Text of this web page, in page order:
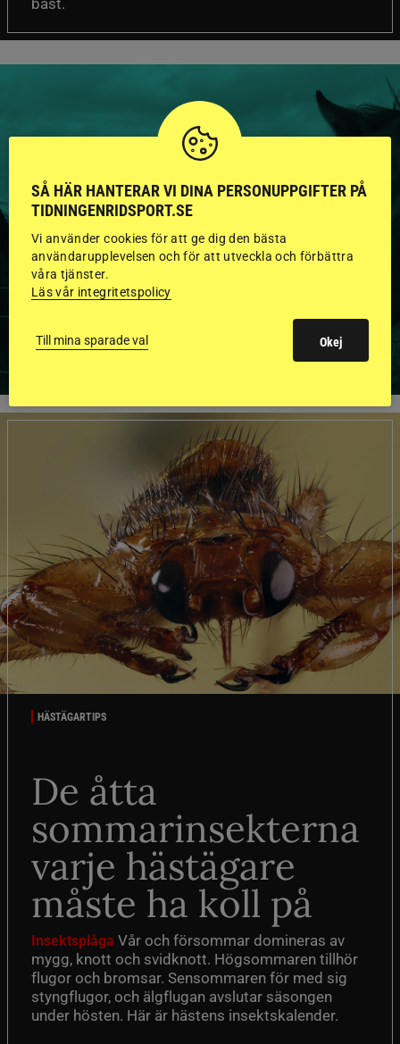
bäst.
HINGSTAR ONLINE
GODKÄNDA HINGSTAR I
FLERA KATEGORIER MED
BILDER OCH FAKTA
VISA ALLA HINGSTAR
HÄSTÄGARTIPS
De åtta
sommarinsekterna
varje hästägare
måste ha koll på
Insektsplåga Vår och försommar domineras av
mygg, knott och svidknott. Högsommaren tillhör
flugor och bromsar. Sensommaren för med sig
styngflugor, och älgflugan avslutar säsongen
under hösten. Här är hästens insektskalender.
SÅ HÄR HANTERAR VI DINA PERSONUPPGIFTER PÅ
TIDNINGENRIDSPORT.SE
Vi använder cookies för att ge dig den bästa
användarupplevelsen och för att utveckla och förbättra
våra tjänster.
Läs vår integritetspolicy
Till mina sparade val Okej